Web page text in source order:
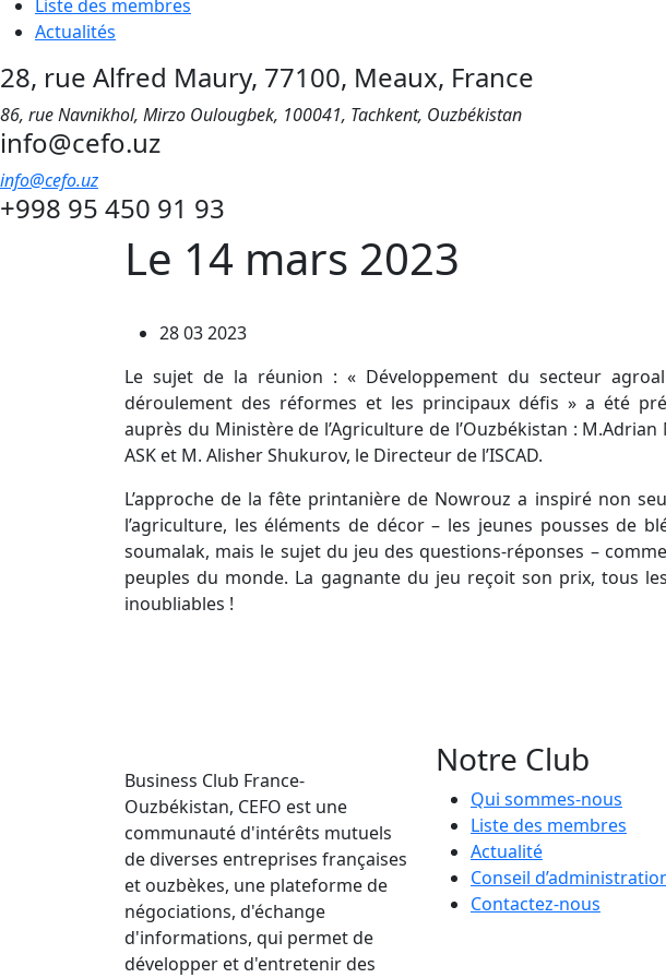
Liste des membres
Actualités
28, rue Alfred Maury, 77100, Meaux, France
86, rue Navnikhol, Mirzo Oulougbek, 100041, Tachkent, Ouzbékistan
info@cefo.uz
info@cefo.uz
+998 95 450 91 93
Le 14 mars 2023
28 03 2023
Le sujet de la réunion : « Développement du secteur
déroulement des réformes et les principaux défis » a été
auprès du Ministère de l’Agriculture de l’Ouzbékistan :
ASK et M. Alisher Shukurov, le Directeur de l’ISCAD.
L’approche de la fête printanière de Nowrouz a inspiré non
l’agriculture, les éléments de décor – les jeunes pousses de
soumalak, mais le sujet du jeu des questions-réponses –
peuples du monde. La gagnante du jeu reçoit son prix, tous
inoubliables !
Business Club France-
Ouzbékistan, CEFO est une
communauté d'intérêts mutuels
de diverses entreprises françaises
et ouzbèkes, une plateforme de
négociations, d'échange
d'informations, qui permet de
développer et d'entretenir des
Notre Club
Qui sommes-nous
Liste des membres
Actualité
Conseil
Contactez-nous